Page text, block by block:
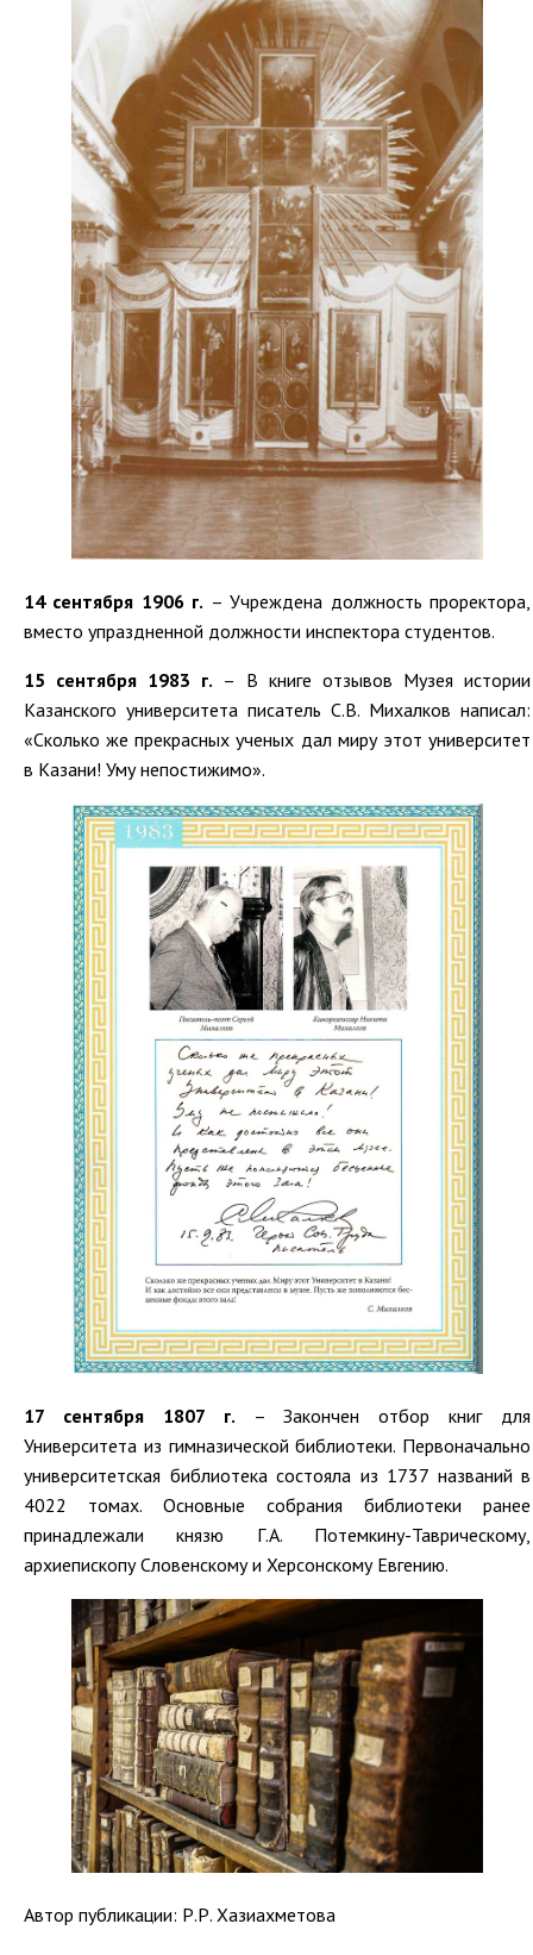
14 сентября 1906 г. – Учреждена должность проректора,
вместо упраздненной должности инспектора студентов.
15 сентября 1983 г. – В книге отзывов Музея истории
Казанского университета писатель С.В. Михалков написал:
«Сколько же прекрасных ученых дал миру этот университет
в Казани! Уму непостижимо».
17 сентября 1807 г. – Закончен отбор книг для
Университета из гимназической библиотеки. Первоначально
университетская библиотека состояла из 1737 названий в
4022 томах. Основные собрания библиотеки ранее
принадлежали князю Г.А. Потемкину-Таврическому,
архиепископу Словенскому и Херсонскому Евгению.
Автор публикации: Р.Р. Хазиахметова